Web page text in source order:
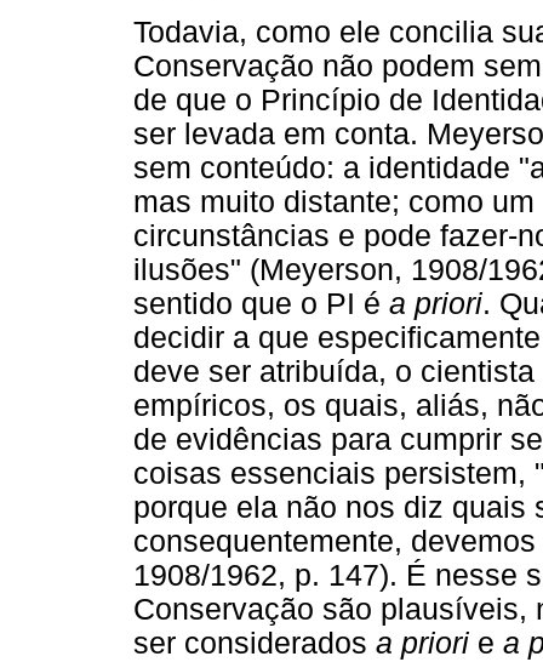
Todavia, como ele concilia
Conservação não podem
de que o Princípio de
ser levada em conta.
sem conteúdo: a identidade
mas muito distante; como
circunstâncias e pode fazer-
ilusões" (Meyerson, 1908/
sentido que o PI é a priori.
decidir a que
deve ser atribuída, o
empíricos, os quais, aliás,
de evidências para cumprir
coisas essenciais persistem,
porque ela não nos diz quais
consequentemente,
1908/1962, p. 147). É nesse
Conservação são plausíveis,
ser considerados a priori e a